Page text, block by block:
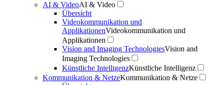
AI & VideoAI & Video
Übersicht
Videokommunikation und
ApplikationenVideokommunikation und
Applikationen
Vision and Imaging TechnologiesVision and
Imaging Technologies
Künstliche IntelligenzKünstliche Intelligenz
Kommunikation & NetzeKommunikation & Netze